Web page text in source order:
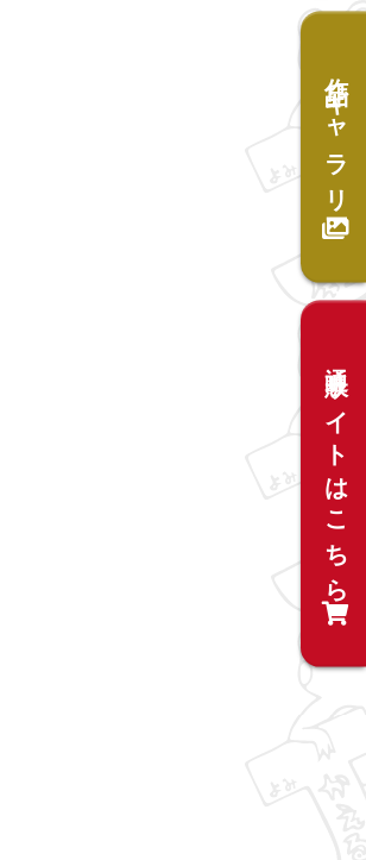
作品ギャラリー
通販サイトはこちら